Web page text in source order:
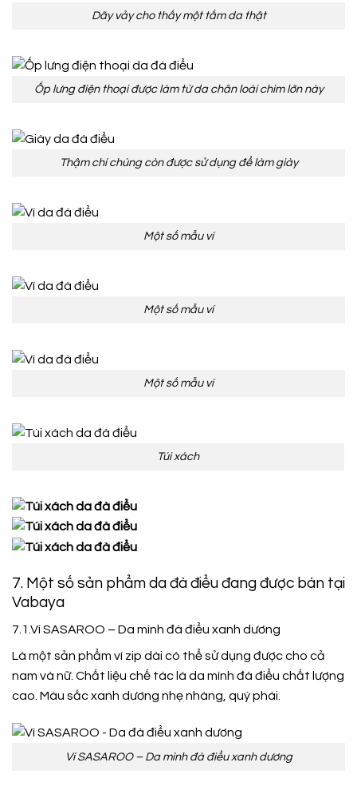
Dãy vảy cho thấy một tấm da thật
Ốp lưng điện thoại được làm từ da chân loài chim lớn này
Thậm chí chúng còn được sử dụng để làm giày
Một số mẫu ví
Một số mẫu ví
Một số mẫu ví
Túi xách
7. Một số sản phẩm da đà điểu đang được bán tại
Vabaya
7.1.Ví SASAROO – Da mình đà điểu xanh dương
Là một sản phẩm ví zip dài có thể sử dụng được cho cả
nam và nữ. Chất liệu chế tác là da mình đà điểu chất lượng
cao. Màu sắc xanh dương nhẹ nhàng, quý phái.
Ví SASAROO – Da mình đà điểu xanh dương